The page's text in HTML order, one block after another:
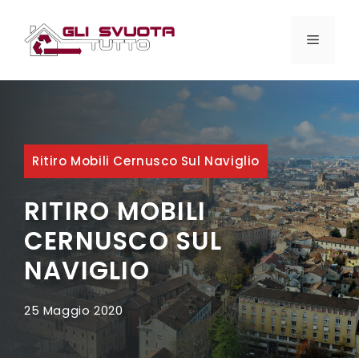
contenuto
MENU
Ritiro Mobili Cernusco Sul Naviglio
RITIRO MOBILI
CERNUSCO SUL
NAVIGLIO
25 Maggio 2020